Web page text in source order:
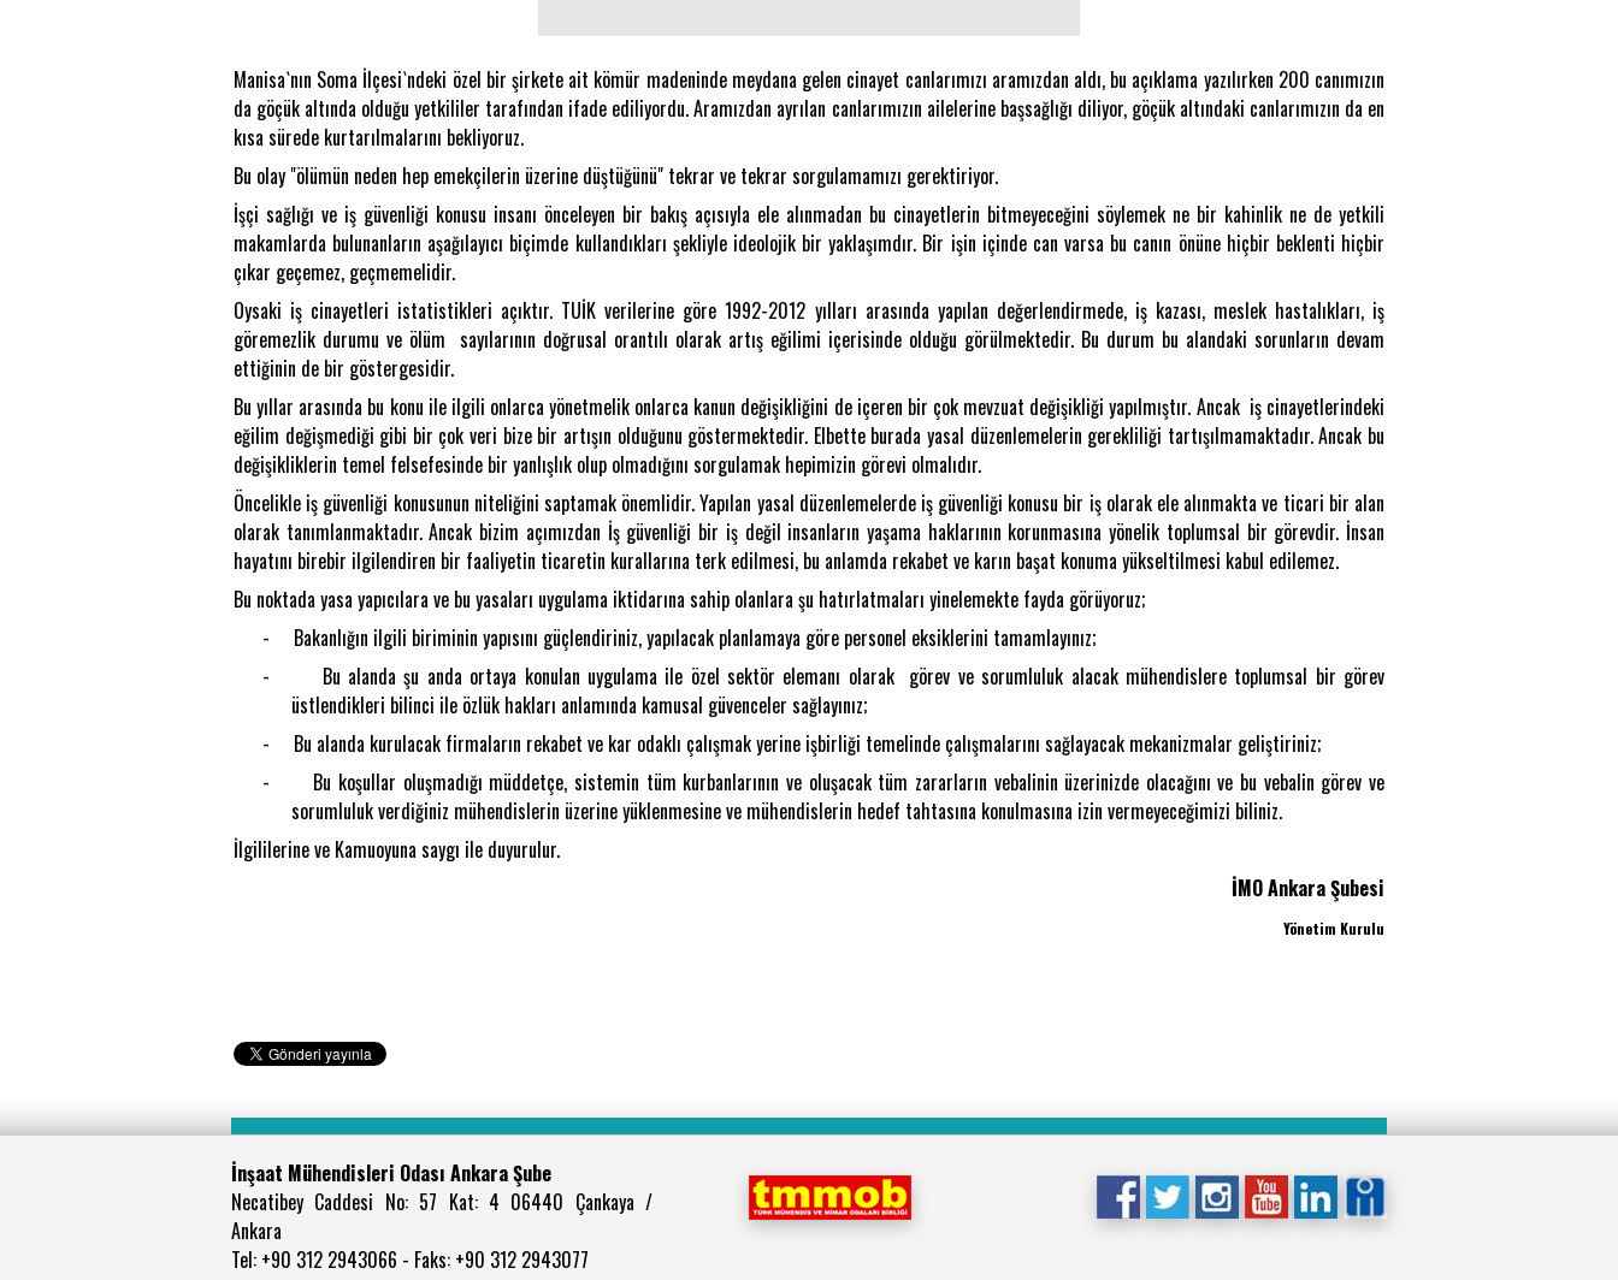
Manisa`nın Soma İlçesi`ndeki özel bir şirkete ait kömür madeninde meydana gelen cinayet canlarımızı aramızdan aldı, bu açıklama yazılırken 200 canımızın
da göçük altında olduğu yetkililer tarafından ifade ediliyordu. Aramızdan ayrılan canlarımızın ailelerine başsağlığı diliyor, göçük altındaki canlarımızın da en
kısa sürede kurtarılmalarını bekliyoruz.
Bu olay "ölümün neden hep emekçilerin üzerine düştüğünü" tekrar ve tekrar sorgulamamızı gerektiriyor.
İşçi sağlığı ve iş güvenliği konusu insanı önceleyen bir bakış açısıyla ele alınmadan bu cinayetlerin bitmeyeceğini söylemek ne bir kahinlik ne de yetkili
makamlarda bulunanların aşağılayıcı biçimde kullandıkları şekliyle ideolojik bir yaklaşımdır. Bir işin içinde can varsa bu canın önüne hiçbir beklenti hiçbir
çıkar geçemez, geçmemelidir.
Oysaki iş cinayetleri istatistikleri açıktır. TUİK verilerine göre 1992-2012 yılları arasında yapılan değerlendirmede, iş kazası, meslek hastalıkları, iş
göremezlik durumu ve ölüm sayılarının doğrusal orantılı olarak artış eğilimi içerisinde olduğu görülmektedir. Bu durum bu alandaki sorunların devam
ettiğinin de bir göstergesidir.
Bu yıllar arasında bu konu ile ilgili onlarca yönetmelik onlarca kanun değişikliğini de içeren bir çok mevzuat değişikliği yapılmıştır. Ancak iş cinayetlerindeki
eğilim değişmediği gibi bir çok veri bize bir artışın olduğunu göstermektedir. Elbette burada yasal düzenlemelerin gerekliliği tartışılmamaktadır. Ancak bu
değişikliklerin temel felsefesinde bir yanlışlık olup olmadığını sorgulamak hepimizin görevi olmalıdır.
Öncelikle iş güvenliği konusunun niteliğini saptamak önemlidir. Yapılan yasal düzenlemelerde iş güvenliği konusu bir iş olarak ele alınmakta ve ticari bir alan
olarak tanımlanmaktadır. Ancak bizim açımızdan İş güvenliği bir iş değil insanların yaşama haklarının korunmasına yönelik toplumsal bir görevdir. İnsan
hayatını birebir ilgilendiren bir faaliyetin ticaretin kurallarına terk edilmesi, bu anlamda rekabet ve karın başat konuma yükseltilmesi kabul edilemez.
Bu noktada yasa yapıcılara ve bu yasaları uygulama iktidarına sahip olanlara şu hatırlatmaları yinelemekte fayda görüyoruz;
-
Bakanlığın ilgili biriminin yapısını güçlendiriniz, yapılacak planlamaya göre personel eksiklerini tamamlayınız;
-
Bu alanda şu anda ortaya konulan uygulama ile özel sektör elemanı olarak görev ve sorumluluk alacak mühendislere toplumsal bir görev
üstlendikleri bilinci ile özlük hakları anlamında kamusal güvenceler sağlayınız;
-
Bu alanda kurulacak firmaların rekabet ve kar odaklı çalışmak yerine işbirliği temelinde çalışmalarını sağlayacak mekanizmalar geliştiriniz;
-
Bu koşullar oluşmadığı müddetçe, sistemin tüm kurbanlarının ve oluşacak tüm zararların vebalinin üzerinizde olacağını ve bu vebalin görev ve
sorumluluk verdiğiniz mühendislerin üzerine yüklenmesine ve mühendislerin hedef tahtasına konulmasına izin vermeyeceğimizi biliniz.
İlgililerine ve Kamuoyuna saygı ile duyurulur.
İMO Ankara Şubesi
Yönetim Kurulu
İnşaat Mühendisleri Odası Ankara Şube
Necatibey Caddesi No: 57 Kat: 4 06440 Çankaya /
Ankara
Tel: +90 312 2943066 - Faks: +90 312 2943077